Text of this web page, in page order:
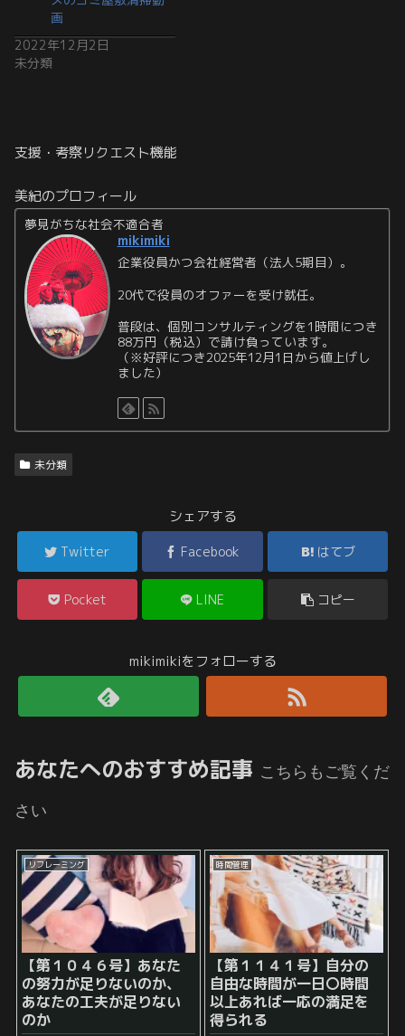
画
2022年12月2日
未分類
支援・考察リクエスト機能
美紀のプロフィール
夢見がちな社会不適合者
mikimiki
企業役員かつ会社経営者（法人5期目）。
20代で役員のオファーを受け就任。
普段は、個別コンサルティングを1時間につき
88万円（税込）で請け負っています。
（※好評につき2025年12月1日から値上げし
ました）
未分類
シェアする
Twitter Facebook はてブ
Pocket LINE コピー
mikimikiをフォローする
あなたへのおすすめ記事 こちらもご覧くだ
さい
リフレーミング
【第１０４６号】あなた
の努力が足りないのか、
あなたの工夫が足りない
のか
時間管理
【第１１４１号】自分の
自由な時間が一日〇時間
以上あれば一応の満足を
得られる